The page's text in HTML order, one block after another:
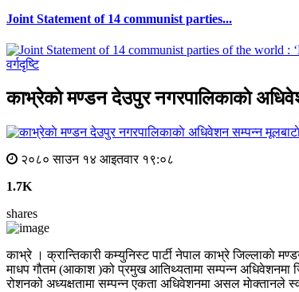
Joint Statement of 14 communist parties...
वर्गदृष्टि
काभ्रेकाे मण्डन देउपुर नगरपालिकाकाे
२०८० साउन १४ आइतवार १९:०८
1.7K
shares
काभ्रे । क्रान्तिकारी कम्युनिस्ट पार्टी नेपाल काभ्रे
माधप गौतम (आकाश )को प्रमुख आतिथ्यतामा सम्पन्न अधिवेशनमा
रोशनको अध्यक्षतामा सम्पन्न एकता अधिवेशनमा असल माेक्तानले